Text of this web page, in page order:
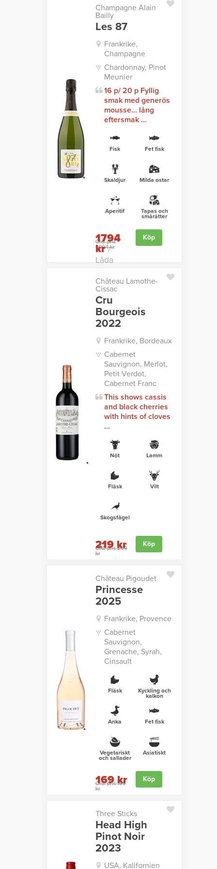
Champagne Alain
Bailly
Les 87
Frankrike,
Champagne
Chardonnay, Pinot
Meunier
16 p/ 20 p Fyllig
smak med generös
mousse... lång
eftersmak ...
Fisk Fet fisk
Skaldjur Milda ostar
Aperitif Tapas och
smårätter
Ord. pris
2094 kr
1794
kr/
Låda
Köp
Château Lamothe-
Cissac
Cru
Bourgeois
2022
Frankrike, Bordeaux
Cabernet
Sauvignon, Merlot,
Petit Verdot,
Cabernet Franc
This shows cassis
and black cherries
with hints of cloves
...
Nöt Lamm
Fläsk Vilt
Skogsfågel
Ord. pris 269
kr
219 kr Köp
Château Pigoudet
Princesse
2025
Frankrike, Provence
Cabernet
Sauvignon,
Grenache, Syrah,
Cinsault
Fläsk Kyckling och
kalkon
Anka Fet fisk
Vegetariskt
och sallader
Asiatiskt
Ord. pris 199
kr
169 kr Köp
Three Sticks
Head High
Pinot Noir
2023
USA, Kalifornien